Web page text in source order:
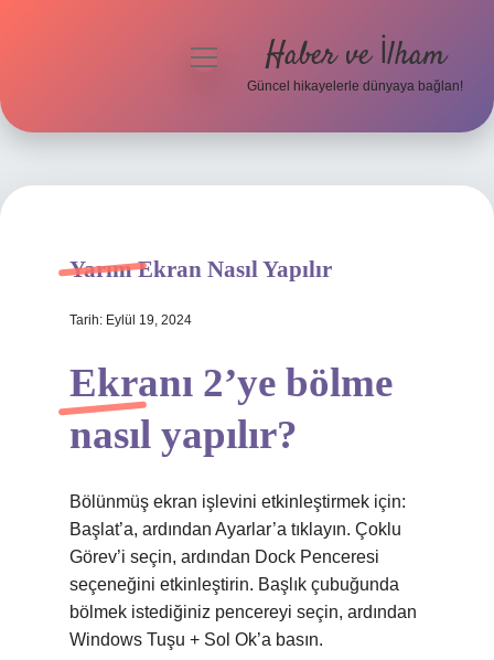
Hakkımızda
menüyü
Haber ve İlham
Güncel hikayelerle dünyaya bağlan!
Yarım Ekran Nasıl Yapılır
Tarih: Eylül 19, 2024
Ekranı 2’ye bölme
nasıl yapılır?
Bölünmüş ekran işlevini etkinleştirmek için:
Başlat’a, ardından Ayarlar’a tıklayın. Çoklu
Görev’i seçin, ardından Dock Penceresi
seçeneğini etkinleştirin. Başlık çubuğunda
bölmek istediğiniz pencereyi seçin, ardından
Windows Tuşu + Sol Ok’a basın.